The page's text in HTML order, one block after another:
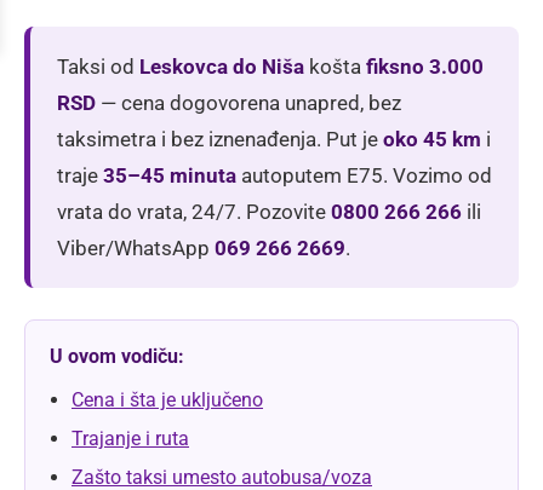
Taksi od Leskovca do Niša košta fiksno 3.000
RSD — cena dogovorena unapred, bez
taksimetra i bez iznenađenja. Put je oko 45 km i
traje 35–45 minuta autoputem E75. Vozimo od
vrata do vrata, 24/7. Pozovite 0800 266 266 ili
Viber/WhatsApp 069 266 2669.
U ovom vodiču:
Cena i šta je uključeno
Trajanje i ruta
Zašto taksi umesto autobusa/voza